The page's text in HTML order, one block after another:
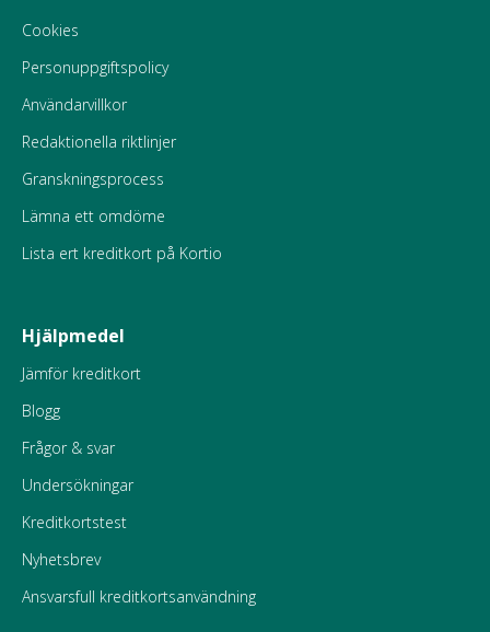
Cookies
Personuppgiftspolicy
Användarvillkor
Redaktionella riktlinjer
Granskningsprocess
Lämna ett omdöme
Lista ert kreditkort på Kortio
Hjälpmedel
Jämför kreditkort
Blogg
Frågor & svar
Undersökningar
Kreditkortstest
Nyhetsbrev
Ansvarsfull kreditkortsanvändning